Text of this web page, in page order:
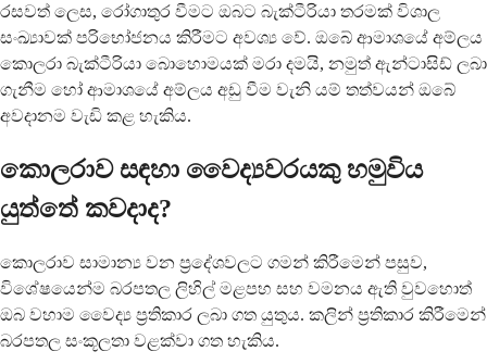
රසවත් ලෙස, රෝගාතුර වීමට ඔබට බැක්ටීරියා තරමක් විශාල
සංඛ්‍යාවක් පරිභෝජනය කිරීමට අවශ්‍ය වේ. ඔබේ ආමාශයේ අම්ලය
කොලරා බැක්ටීරියා බොහොමයක් මරා දමයි, නමුත් ඇන්ටාසිඩ් ලබා
ගැනීම හෝ ආමාශයේ අම්ලය අඩු වීම වැනි යම් තත්වයන් ඔබේ
අවදානම වැඩි කළ හැකිය.
කොලරාව සඳහා වෛද්‍යවරයකු හමුවිය
යුත්තේ කවදාද?
කොලරාව සාමාන්‍ය වන ප්‍රදේශවලට ගමන් කිරීමෙන් පසුව,
විශේෂයෙන්ම බරපතල ලිහිල් මළපහ සහ වමනය ඇති වුවහොත්
ඔබ වහාම වෛද්‍ය ප්‍රතිකාර ලබා ගත යුතුය. කලින් ප්‍රතිකාර කිරීමෙන්
බරපතල සංකූලතා වළක්වා ගත හැකිය.